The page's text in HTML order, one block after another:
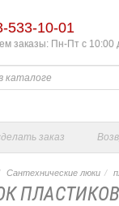
533-10-01
заказы: Пн-Пт с 10:00
заказ
Сантехнические люки